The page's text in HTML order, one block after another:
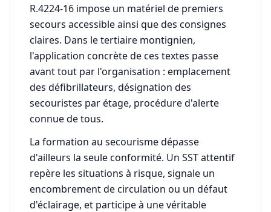
R.4224-16 impose un matériel de premiers
secours accessible ainsi que des consignes
claires. Dans le tertiaire montignien,
l'application concrète de ces textes passe
avant tout par l'organisation : emplacement
des défibrillateurs, désignation des
secouristes par étage, procédure d'alerte
connue de tous.
La formation au secourisme dépasse
d'ailleurs la seule conformité. Un SST attentif
repère les situations à risque, signale un
encombrement de circulation ou un défaut
d'éclairage, et participe à une véritable